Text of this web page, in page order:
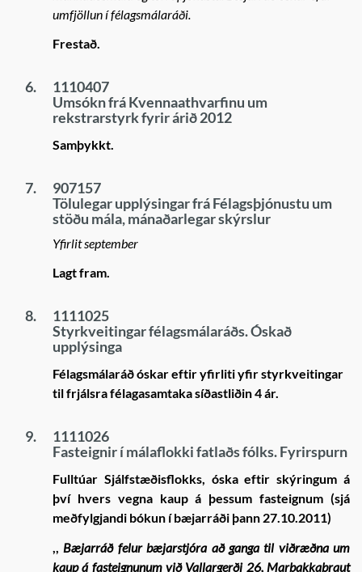
umfjöllun í félagsmálaráði.
Frestað.
6.
1110407
Umsókn frá Kvennaathvarfinu um
rekstrarstyrk fyrir árið 2012
Samþykkt.
7.
907157
Tölulegar upplýsingar frá Félagsþjónustu um
stöðu mála, mánaðarlegar skýrslur
Yfirlit september
Lagt fram.
8.
1111025
Styrkveitingar félagsmálaráðs. Óskað
upplýsinga
Félagsmálaráð óskar eftir yfirliti yfir styrkveitingar
til frjálsra félagasamtaka síðastliðin 4 ár.
9.
1111026
Fasteignir í málaflokki fatlaðs fólks. Fyrirspurn
Fulltúar Sjálfstæðisflokks, óska eftir skýringum á
því hvers vegna kaup á þessum fasteignum (sjá
meðfylgjandi bókun í bæjarráði þann 27.10.2011)
,, Bæjarráð felur bæjarstjóra að ganga til viðræðna um
kaup á fasteignunum við Vallargerði 26, Marbakkabraut